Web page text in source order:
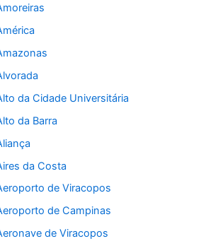
da Cidade Universitária
da Barra
da Costa
de Viracopos
de Campinas
de Viracopos